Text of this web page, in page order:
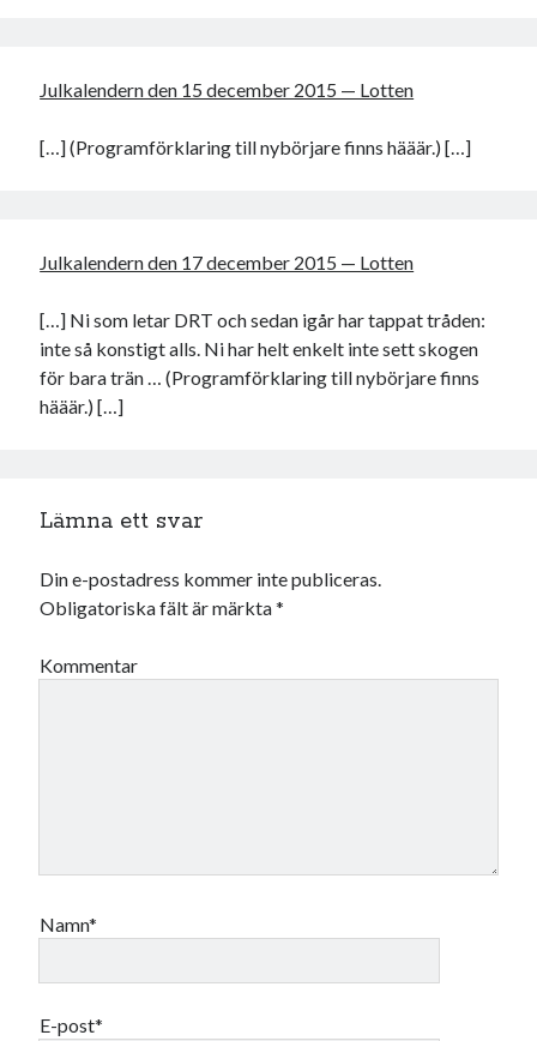
Julkalendern den 15 december 2015 — Lotten
[…] (Programförklaring till nybörjare finns hääär.) […]
Julkalendern den 17 december 2015 — Lotten
[…] Ni som letar DRT och sedan igår har tappat tråden:
inte så konstigt alls. Ni har helt enkelt inte sett skogen
för bara trän … (Programförklaring till nybörjare finns
hääär.) […]
Lämna ett svar
Din e-postadress kommer inte publiceras.
Obligatoriska fält är märkta*
Kommentar
Namn*
E-post*